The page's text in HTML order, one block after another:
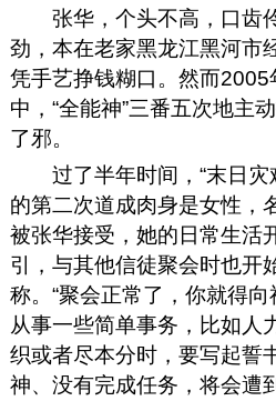
张华，个头不高，口齿
劲，本在老家黑龙江黑河市
凭手艺挣钱糊口。然而
中，“全能神”三番五次地主
了邪。
过了半年时间，“末日灾
的第二次道成肉身是女性，
被张华接受，她的日常生活
引，与其他信徒聚会时也开
称。“聚会正常了，你就得向
从事一些简单事务，比如人
织或者尽本分时，要写起誓
神、没有完成任务，将会遭